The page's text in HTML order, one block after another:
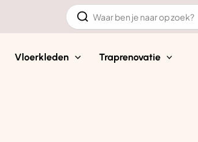
Zoeken
naar:
Vloerkleden Traprenovatie